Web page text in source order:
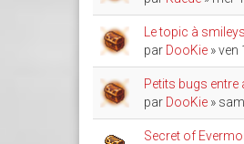
Le topic à smileys
par DooKie »
Petits bugs entre
par DooKie »
Secret of